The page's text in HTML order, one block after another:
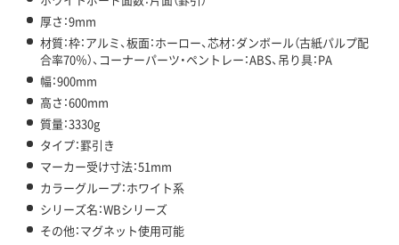
厚さ：9mm
材質：枠：アルミ、板面：ホーロー、芯材：ダンボール（古紙パルプ配
合率70％）、コーナーパーツ・ペントレー：ABS、吊り具：PA
幅：900mm
高さ：600mm
質量：3330g
タイプ：罫引き
マーカー受け寸法：51mm
カラーグループ：ホワイト系
シリーズ名：WBシリーズ
その他：マグネット使用可能